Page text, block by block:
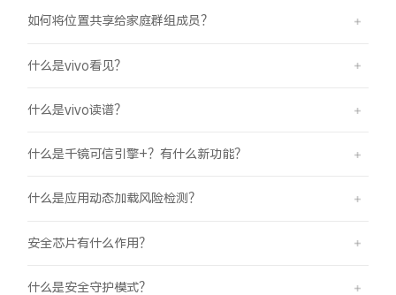
如何将位置共享给家庭群组成员？
什么是vivo看见？
什么是vivo读谱？
什么是千镜可信引擎+？有什么新功能？
什么是应用动态加载风险检测？
安全芯片有什么作用？
什么是安全守护模式？